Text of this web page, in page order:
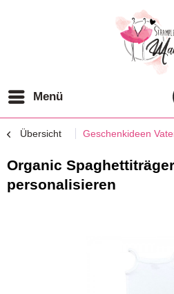
Menü
Übersicht Geschenkideen
Organic
personalisieren